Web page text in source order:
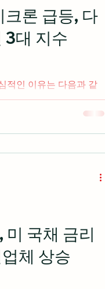
매한다는 소식에 폭등한
무더기 폭락 연출 미국
지수 하락 마감 오늘 미
분기 성과를 낸 피로감
론 급등, 다
3대 지수
적인 이유는 다음과 같
리가 하락해 시장의 인플
세 마이크론이 시장의
어닝 서프라이즈를 달
리 주도 기술주 부진
주가 선방하며 다우지
고치 경신 비트코인이 6
가 2024년 10월 이후 최
도 극명한 차별화 지속
우 산업평균지수 장중
지표의 안도감 속에서
한 디커플
국채 금리
체 상승